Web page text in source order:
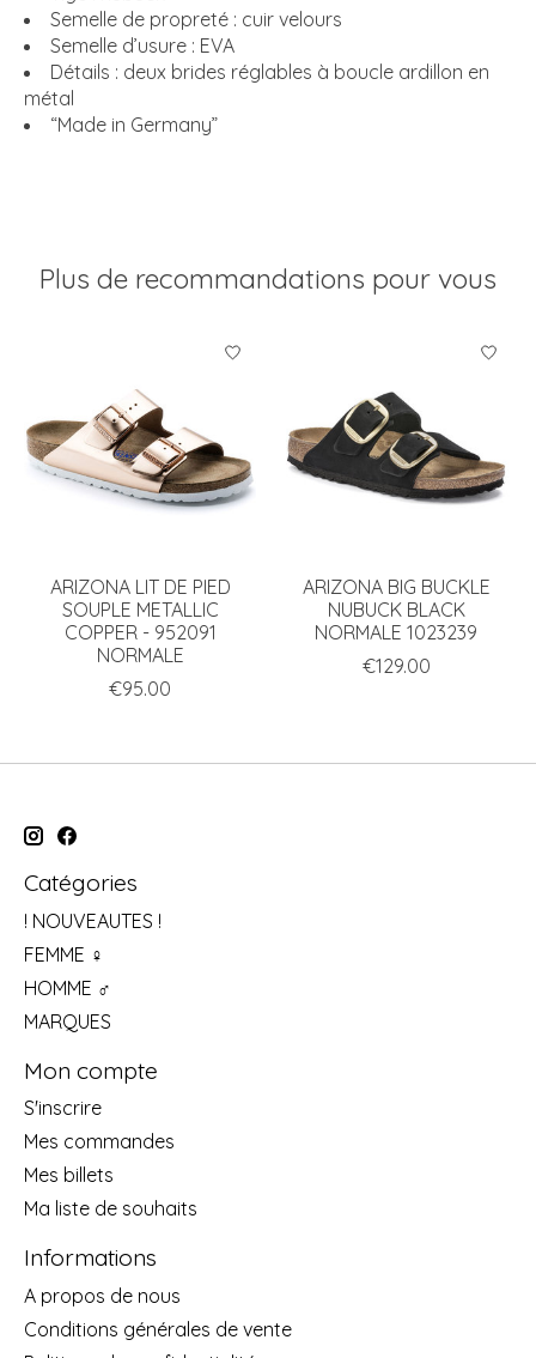
Semelle de propreté : cuir velours
Semelle d’usure : EVA
Détails : deux brides réglables à boucle ardillon en
métal
“Made in Germany”
Plus de recommandations pour vous
Articles du carrousel de produits
ARIZONA LIT DE PIED
SOUPLE METALLIC
COPPER - 952091
NORMALE
€95.00
ARIZONA BIG BUCKLE
NUBUCK BLACK
NORMALE 1023239
€129.00
Catégories
! NOUVEAUTES !
FEMME ♀
HOMME ♂
MARQUES
Mon compte
S'inscrire
Mes commandes
Mes billets
Ma liste de souhaits
Informations
A propos de nous
Conditions générales de vente